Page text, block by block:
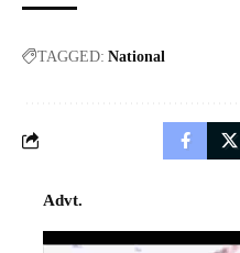
TAGGED: National
Advt.
Video